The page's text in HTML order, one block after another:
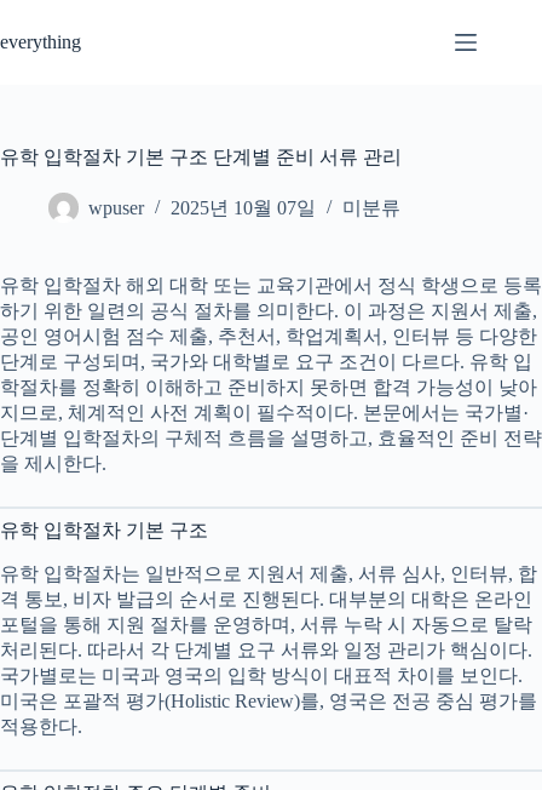
content
everything
유학 입학절차 기본 구조 단계별 준비 서류 관리
wpuser 2025년 10월 07일 미분류
유학 입학절차 해외 대학 또는 교육기관에서 정식 학생으로 등록
하기 위한 일련의 공식 절차를 의미한다. 이 과정은 지원서 제출,
공인 영어시험 점수 제출, 추천서, 학업계획서, 인터뷰 등 다양한
단계로 구성되며, 국가와 대학별로 요구 조건이 다르다. 유학 입
학절차를 정확히 이해하고 준비하지 못하면 합격 가능성이 낮아
지므로, 체계적인 사전 계획이 필수적이다. 본문에서는 국가별·
단계별 입학절차의 구체적 흐름을 설명하고, 효율적인 준비 전략
을 제시한다.
유학 입학절차 기본 구조
유학 입학절차는 일반적으로 지원서 제출, 서류 심사, 인터뷰, 합
격 통보, 비자 발급의 순서로 진행된다. 대부분의 대학은 온라인
포털을 통해 지원 절차를 운영하며, 서류 누락 시 자동으로 탈락
처리된다. 따라서 각 단계별 요구 서류와 일정 관리가 핵심이다.
국가별로는 미국과 영국의 입학 방식이 대표적 차이를 보인다.
미국은 포괄적 평가(Holistic Review)를, 영국은 전공 중심 평가를
적용한다.